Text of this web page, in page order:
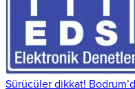
Sürücüler dikkat!